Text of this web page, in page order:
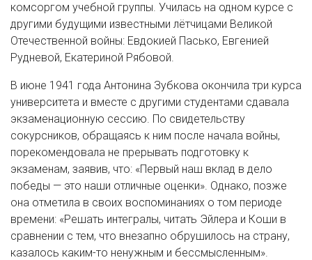
комсоргом учебной группы. Училась на одном курсе с
другими будущими известными лётчицами Великой
Отечественной войны: Евдокией Пасько, Евгенией
Рудневой, Екатериной Рябовой.
В июне 1941 года Антонина Зубкова окончила три курса
университета и вместе с другими студентами сдавала
экзаменационную сессию. По свидетельству
сокурсников, обращаясь к ним после начала войны,
порекомендовала не прерывать подготовку к
экзаменам, заявив, что: «Первый наш вклад в дело
победы — это наши отличные оценки». Однако, позже
она отметила в своих воспоминаниях о том периоде
времени: «Решать интегралы, читать Эйлера и Коши в
сравнении с тем, что внезапно обрушилось на страну,
казалось каким-то ненужным и бессмысленным».